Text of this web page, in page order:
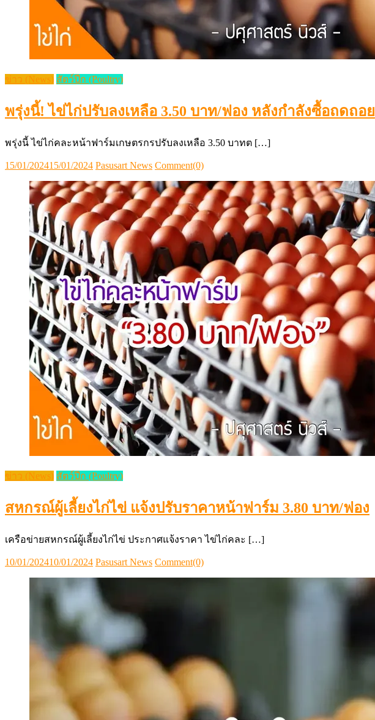
ข่าว (News) สัตว์ปีก (Poultry)
พรุ่งนี้! ไข่ไก่ปรับลงเหลือ 3.50 บาท/ฟอง หลังกำลังซื้อถดถอย
พรุ่งนี้ ไข่ไก่คละหน้าฟาร์มเกษตรกรปรับลงเหลือ 3.50 บาทต […]
Posted
15/01/202415/01/2024 Author
Pasusart News Comment(0)
ข่าว (News) สัตว์ปีก (Poultry)
สหกรณ์ผู้เลี้ยงไก่ไข่ แจ้งปรับราคาหน้าฟาร์ม 3.80 บาท/ฟอง
เครือข่ายสหกรณ์ผู้เลี้ยงไก่ไข่ ประกาศแจ้งราคา ไข่ไก่คละ […]
Posted
10/01/202410/01/2024 Author
Pasusart News Comment(0)